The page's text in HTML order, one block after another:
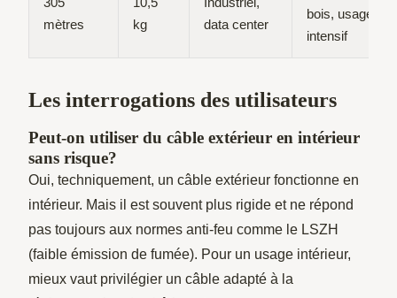
mètres
kg
data center
bois, usage
intensif
Les interrogations des utilisateurs
Peut-on utiliser du câble extérieur en intérieur
sans risque?
Oui, techniquement, un câble extérieur fonctionne en
intérieur. Mais il est souvent plus rigide et ne répond
pas toujours aux normes anti-feu comme le LSZH
(faible émission de fumée). Pour un usage intérieur,
mieux vaut privilégier un câble adapté à la